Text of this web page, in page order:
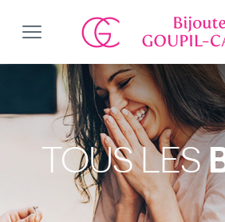
TOUS LES